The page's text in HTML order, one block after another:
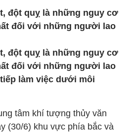
đột quỵ là những nguy cơ
đối với những người lao
đột quỵ là những nguy cơ
đối với những người lao
làm việc dưới môi
tâm khí tượng thủy văn
(30/6) khu vực phía bắc và